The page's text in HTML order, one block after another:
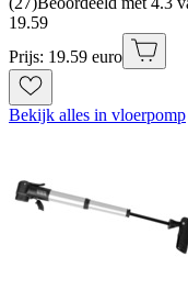
19.59
Prijs: 19.59 euro
Bekijk alles in vloerpomp